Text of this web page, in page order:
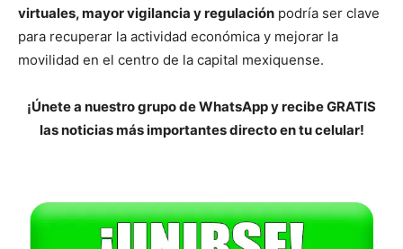
virtuales, mayor vigilancia y regulación podría ser clave
para recuperar la actividad económica y mejorar la
movilidad en el centro de la capital mexiquense.
¡Únete a nuestro grupo de WhatsApp y recibe GRATIS
las noticias más importantes directo en tu celular!